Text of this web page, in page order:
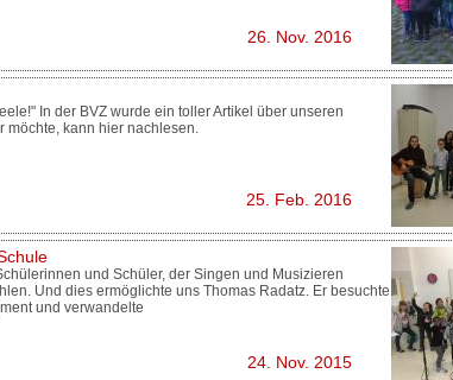
26. Nov. 2016
In der BVZ wurde ein toller Artikel über unseren
möchte, kann hier nachlesen.
25. Feb. 2016
und Schüler, der Singen und Musizieren
Und dies ermöglichte uns Thomas Radatz. Er besuchte
und verwandelte
24. Nov. 2015